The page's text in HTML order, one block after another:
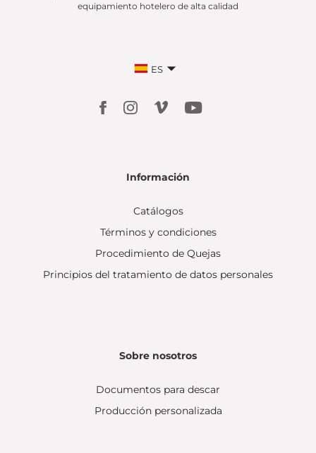
equipamiento hotelero de alta calidad
ES
Información
Catálogos
Términos y condiciones
Procedimiento de Quejas
Principios del tratamiento de datos personales
Sobre nosotros
Documentos para descar
Producción personalizada